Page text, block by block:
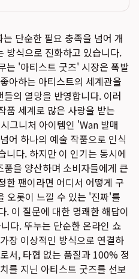
단순한 필요 충족을 넘어 개
방식으로 진화하고 있습니다.
는 '아티스트 굿즈' 시장은 폭발
아하는 아티스트의 세계관을
의 열망을 반영합니다. 이러
품 세계로 많은 사랑을 받는
그니처 아이템인 'Wan 발매
어 하나의 예술 작품으로 인식
니다. 하지만 이 인기는 동시에
을 양산하며 소비자들에게 큰
한 팬이라면 어디서 어떻게 구
오롯이 느낄 수 있는 '진짜'를
. 이 질문에 대한 명쾌한 해답이
다. 뚜누는 단순한 온라인 쇼
장 이상적인 방식으로 연결하
서, 타협 없는 품질과 100% 정
를 지닌 아티스트 굿즈를 선보